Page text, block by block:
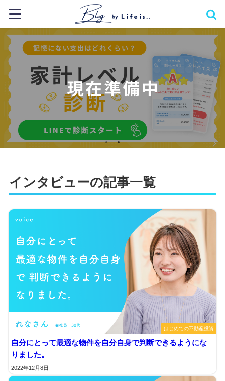
インタビューの記事一覧
はじめての不動産投資
自分にとって最適な物件を自分自身で判断できるようにな
りました。
2022年12月8日